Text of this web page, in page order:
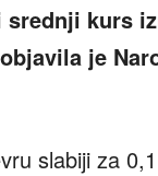
kurs
je
slabiji za